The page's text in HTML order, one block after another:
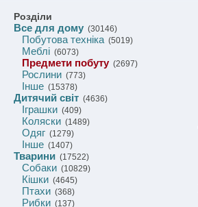
Розділи
Все для дому (30146)
Побутова техніка(5019)
Меблі (6073)
Предмети побуту (2697)
Рослини (773)
Інше (15378)
Дитячий світ (4636)
Іграшки (409)
Коляски (1489)
Одяг (1279)
Інше (1407)
Тварини (17522)
Собаки (10829)
Кішки (4645)
Птахи (368)
Рибки (137)